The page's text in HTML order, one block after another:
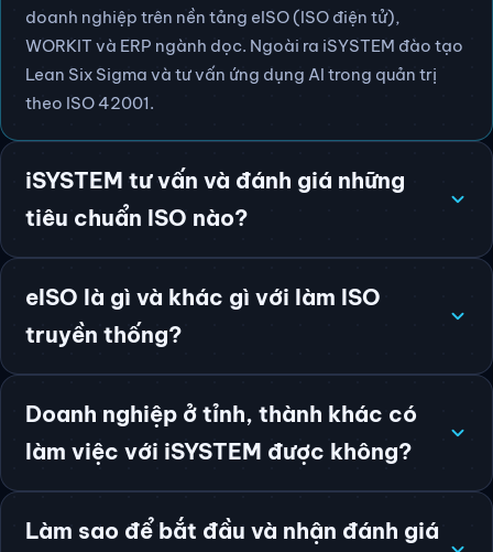
doanh nghiệp trên nền tảng eISO (ISO điện tử),
WORKIT và ERP ngành dọc. Ngoài ra iSYSTEM đào tạo
Lean Six Sigma và tư vấn ứng dụng AI trong quản trị
theo ISO 42001.
iSYSTEM tư vấn và đánh giá những
tiêu chuẩn ISO nào?
eISO là gì và khác gì với làm ISO
truyền thống?
Doanh nghiệp ở tỉnh, thành khác có
làm việc với iSYSTEM được không?
Làm sao để bắt đầu và nhận đánh giá